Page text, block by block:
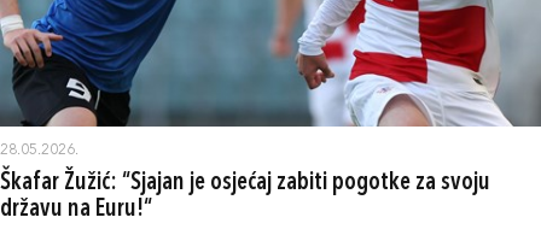
28.05.2026.
Škafar Žužić: “Sjajan je osjećaj zabiti pogotke za svoju
državu na Euru!“